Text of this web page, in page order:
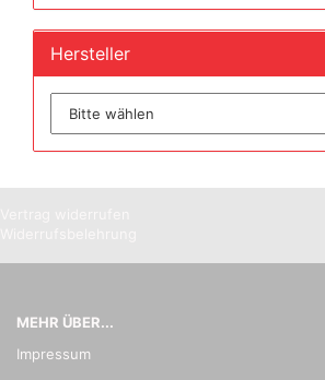
Hersteller
MEHR ÜBER...
Impressum